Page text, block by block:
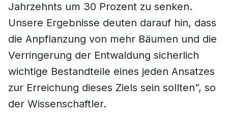
Jahrzehnts um 30 Prozent zu senken.
Unsere Ergebnisse deuten darauf hin, dass
die Anpflanzung von mehr Bäumen und die
Verringerung der Entwaldung sicherlich
wichtige Bestandteile eines jeden Ansatzes
zur Erreichung dieses Ziels sein sollten”, so
der Wissenschaftler.